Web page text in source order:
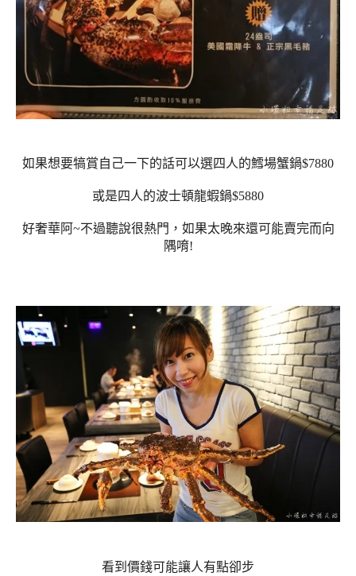
如果想要犒賞自己一下的話可以選四人的鱈場蟹鍋$7880
或是四人的波士頓龍蝦鍋$5880
好奢華阿~不過聽說很熱門，如果太晚來還可能賣完而向
隅唷!
看到價錢可能讓人有點卻步